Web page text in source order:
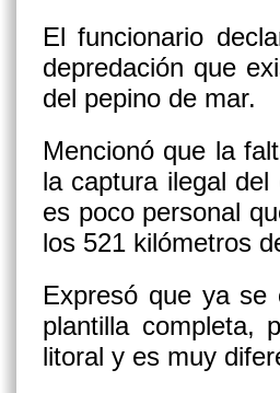
El funcionario
depredación que
del pepino de mar.
Mencionó que la
la captura ilegal
es poco personal
los 521 kilómetros
Expresó que ya se
plantilla completa,
litoral y es muy